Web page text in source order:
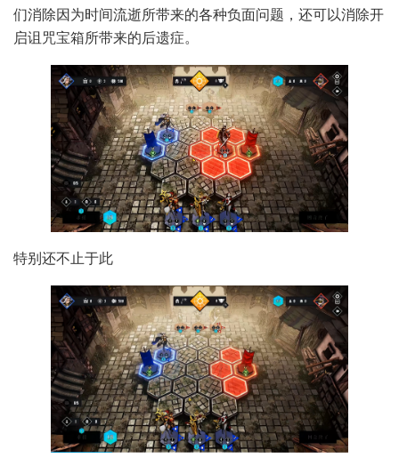
们消除因为时间流逝所带来的各种负面问题，还可以消除开
启诅咒宝箱所带来的后遗症。
特别还不止于此